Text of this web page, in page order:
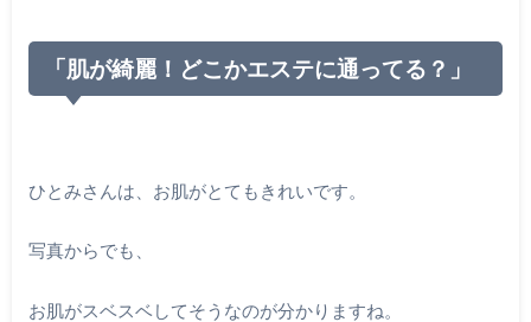
「肌が綺麗！どこかエステに通ってる？」
ひとみさんは、お肌がとてもきれいです。
写真からでも、
お肌がスベスベしてそうなのが分かりますね。